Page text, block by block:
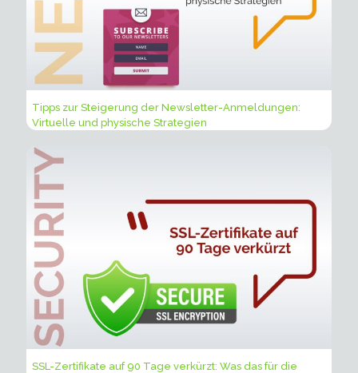
Tipps zur Steigerung der Newsletter-Anmeldungen:
Virtuelle und physische Strategien
SSL-Zertifikate auf 90 Tage verkürzt: Was das für die